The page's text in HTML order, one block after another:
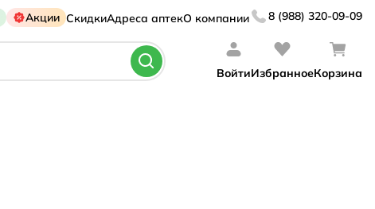
Акции СкидкиАдреса аптекО компании 8 (988) 320-09-09
ВойтиИзбранноеКорзина